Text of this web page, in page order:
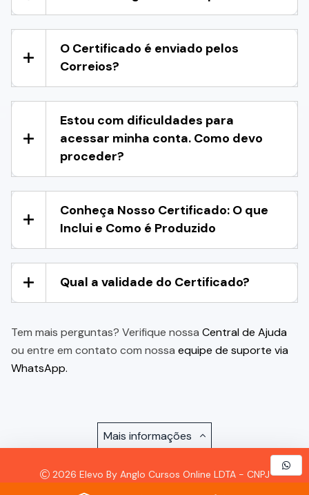
O Certificado é enviado pelos
Correios?
Estou com dificuldades para
acessar minha conta. Como devo
proceder?
Conheça Nosso Certificado: O que
Inclui e Como é Produzido
Qual a validade do Certificado?
Tem mais perguntas? Verifique nossa Central de Ajuda
ou entre em contato com nossa equipe de suporte via
WhatsApp.
Mais informações
2026 Elevo By Anglo Cursos Online LDTA - CNPJ
57.921.693/0001-72 - Todos os Direitos Reservados